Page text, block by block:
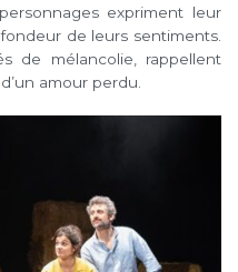
expriment leur
de leurs sentiments.
de mélancolie, rappellent
amour perdu.